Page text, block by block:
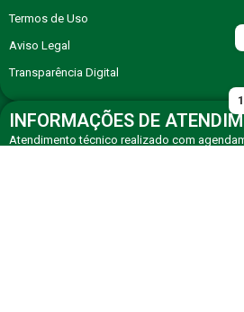
Termos de Uso
Aviso Legal
Transparência Digital
INFORMAÇÕES DE
Atendimento técnico realizado com